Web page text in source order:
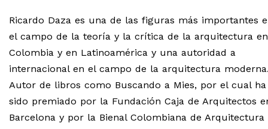
Ricardo Daza es una de las figuras más importantes
el campo de la teoría y la crítica de la arquitectura en
Colombia y en Latinoamérica y una autoridad a
internacional en el campo de la arquitectura
Autor de libros como Buscando a Mies, por el cual ha
sido premiado por la Fundación Caja de Arquitectos
Barcelona y por la Bienal Colombiana de Arquitectura